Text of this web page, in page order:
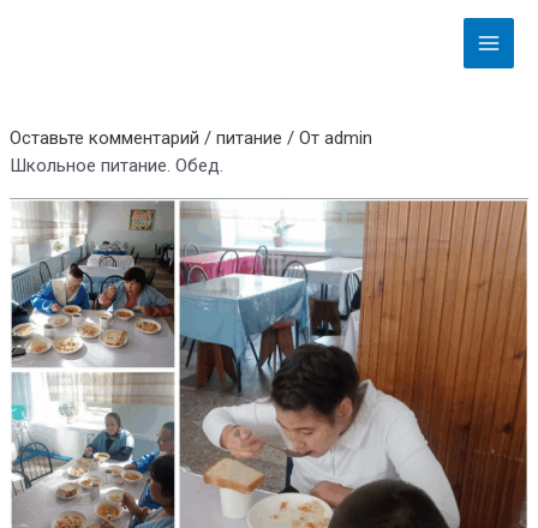
Main
Menu
Оставьте комментарий /питание / Отadmin
Школьное питание. Обед.